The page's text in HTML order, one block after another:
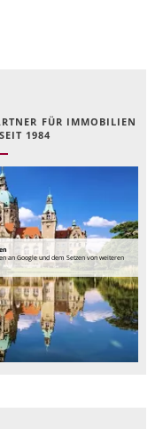
FÜR IMMOBILIEN
1984
an Google und dem Setzen von weiteren